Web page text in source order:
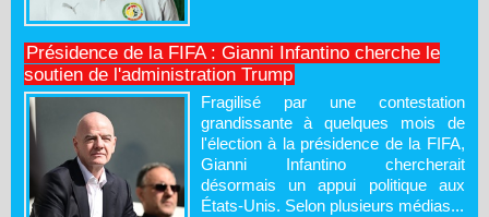
Présidence de la FIFA : Gianni Infantino cherche le
soutien de l'administration Trump
Fragilisé par une contestation
grandissante à quelques mois de
l'élection à la présidence de la FIFA,
Gianni Infantino chercherait
désormais un appui politique aux
États-Unis. Selon plusieurs médias...